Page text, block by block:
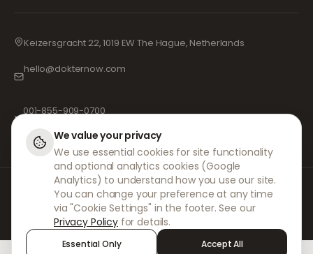
Keizersgracht 22, 1019 EW The Hague, Netherlands
hello@dokternow.com
📞
001-855-909-0700
Na DokterNow, trabalhamos com médicos e farmácias totalmente
registados e profissionais de saúde experientes para garantir que as
suas prescrições sejam geridas de forma segura e com o máximo
cuidado. Os nossos prescritores independentes registados tratam de
todas as consultas e prescrições. As nossas farmácias parceiras
tratam da dispensa e do envio de medicamentos.
We value your privacy
We use essential cookies for site functionality
and optional analytics cookies (Google
Analytics) to understand how you use our site.
You can change your preference at any time
via "Cookie Settings" in the footer. See our
Privacy Policy for details.
Essential Only Accept All